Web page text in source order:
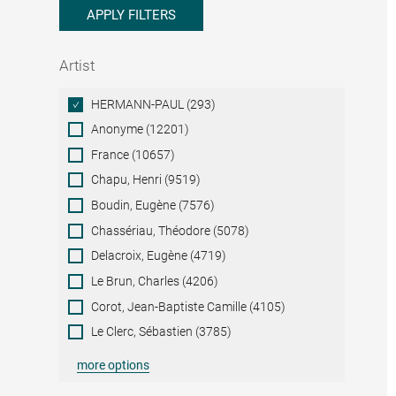
APPLY FILTERS
Artist
ArtistHERMANN-PAUL (293)
Anonyme (12201)
France (10657)
Chapu, Henri (9519)
Boudin, Eugène (7576)
Chassériau, Théodore (5078)
Delacroix, Eugène (4719)
Le Brun, Charles (4206)
Corot, Jean-Baptiste Camille (4105)
Le Clerc, Sébastien (3785)
more options